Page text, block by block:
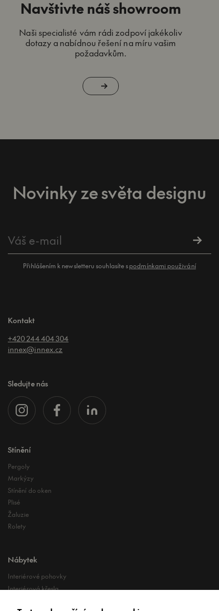
Navštivte náš showroom
Naši specialisté vám rádi zodpoví jakékoliv
dotazy a nabídnou řešení na míru vašim
požadavkům.
Novinky ze světa designu
Přihlášením k newsletteru souhlasíte spodmínkami použivání
Kontakt
+420 244 404 304
innex@innex.cz
Sledujte nás
Stínění
Pergoly
Markýzy
Stínění do oken
Plisé
Žaluzie
Rolety
Nábytek
Interiérové pohovky
Interiérová křesla